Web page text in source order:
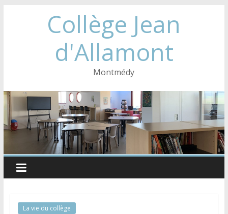
Collège Jean
d'Allamont
Montmédy
La vie du collège